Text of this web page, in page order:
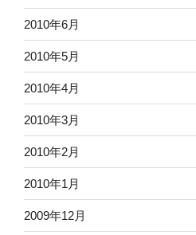
2010年6月
2010年5月
2010年4月
2010年3月
2010年2月
2010年1月
2009年12月